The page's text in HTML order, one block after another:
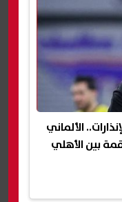
الألماني
بين الأهلي